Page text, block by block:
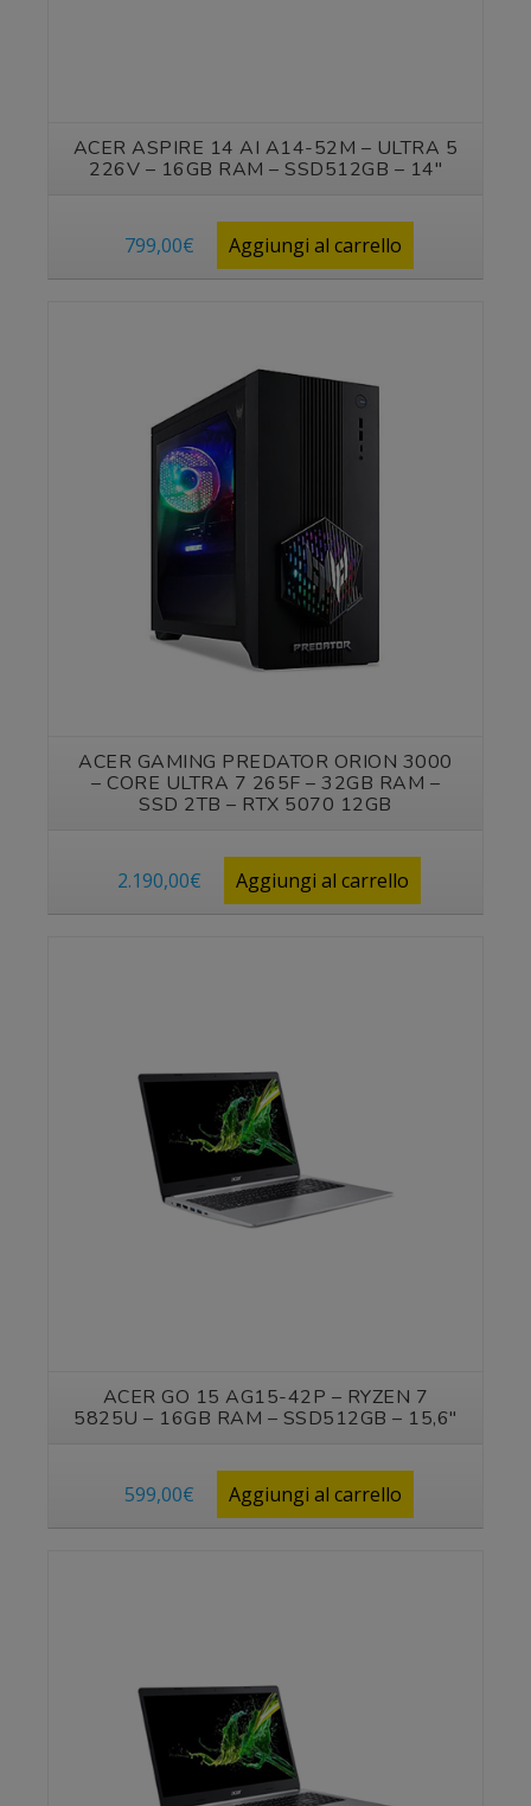
ACER ASPIRE 14 AI A14-52M – ULTRA 5
226V – 16GB RAM – SSD512GB – 14″
799,00€ Aggiungi al carrello
Vedi prodotto
ACER GAMING PREDATOR ORION 3000
– CORE ULTRA 7 265F – 32GB RAM –
SSD 2TB – RTX 5070 12GB
2.190,00€ Aggiungi al carrello
ACER GO 15 AG15-42P – RYZEN 7
5825U – 16GB RAM – SSD512GB – 15,6″
599,00€ Aggiungi al carrello